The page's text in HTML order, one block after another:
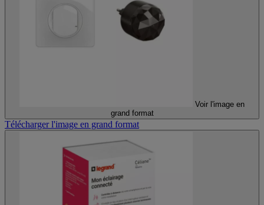
Voir l'image en
grand format
Télécharger l'image en grand format